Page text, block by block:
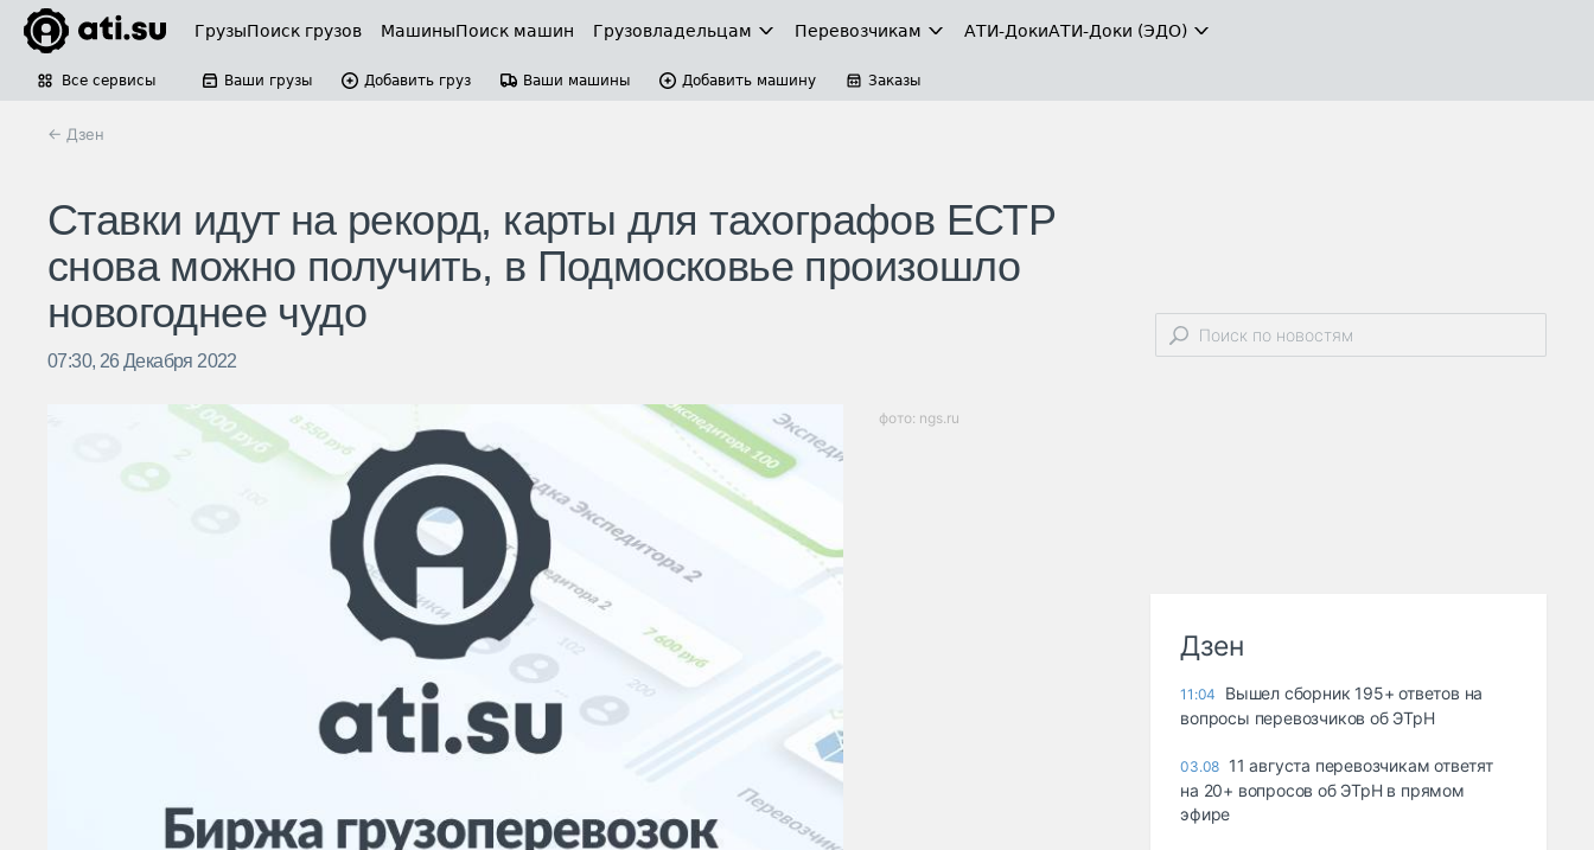
ГрузыПоиск грузов МашиныПоиск машин Грузовладельцам Перевозчикам АТИ-ДокиАТИ-Доки (ЭДО)
Все сервисы Ваши грузы Добавить груз Ваши машины Добавить машину Заказы
← Дзен
Ставки идут на рекорд, карты для тахографов ЕСТР
снова можно получить, в Подмосковье произошло
новогоднее чудо
07:30, 26 Декабря 2022
фото: ngs.ru
Дзен
11:04
Вышел сборник 195+ ответов на
вопросы перевозчиков об ЭТрН
03.08 11 августа перевозчикам ответят
на 20+ вопросов об ЭТрН в прямом
эфире